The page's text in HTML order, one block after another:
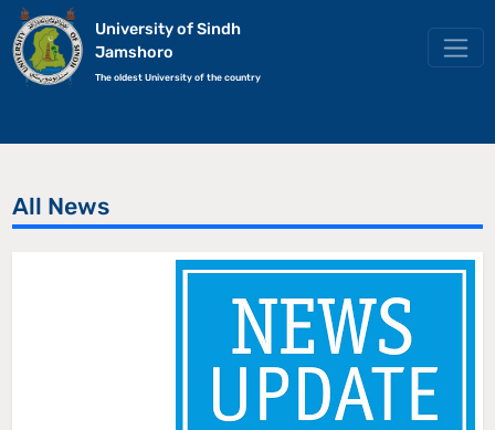
University of Sindh
Jamshoro
The oldest University of the country
All News